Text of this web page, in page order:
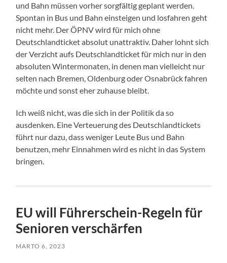
und Bahn müssen vorher sorgfältig geplant werden.
Spontan in Bus und Bahn einsteigen und losfahren geht
nicht mehr. Der ÖPNV wird für mich ohne
Deutschlandticket absolut unattraktiv. Daher lohnt sich
der Verzicht aufs Deutschlandticket für mich nur in den
absoluten Wintermonaten, in denen man vielleicht nur
selten nach Bremen, Oldenburg oder Osnabrück fahren
möchte und sonst eher zuhause bleibt.
Ich weiß nicht, was die sich in der Politik da so
ausdenken. Eine Verteuerung des Deutschlandtickets
führt nur dazu, dass weniger Leute Bus und Bahn
benutzen, mehr Einnahmen wird es nicht in das System
bringen.
EU will Führerschein-Regeln für
Senioren verschärfen
MARTO 6, 2023